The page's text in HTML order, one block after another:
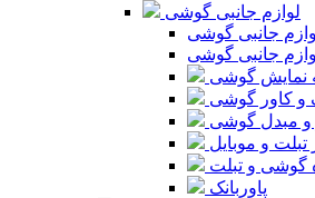
لوازم جانبی گوشی
جانبی گوشی
جانبی گوشی
نمایش گوشی
و کاور گوشی
و مبدل گوشی
تبلت و موبایل
گوشی و تبلت
پاوربانک